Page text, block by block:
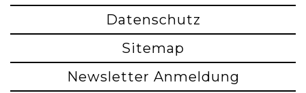
Datenschutz
Sitemap
Newsletter Anmeldung